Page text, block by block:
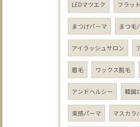
LEDマツエク フラッ
まつげパーマ まつ毛
アイラッシュサロン
眉毛 ワックス脱毛
アンドヘルシー 韓国
束感パーマ マスカラ